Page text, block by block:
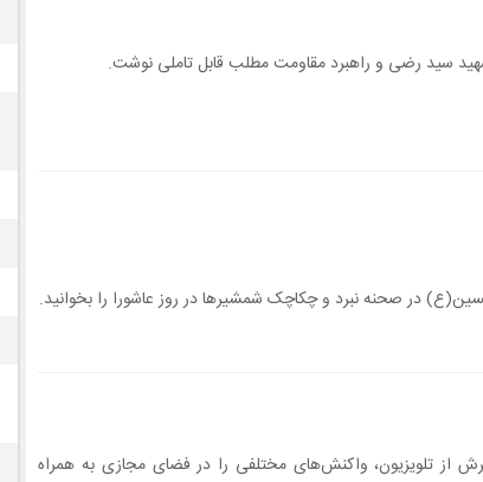
شهید سید رضی و راهبرد مقاومت مطلب قابل تاملی نوشت.
در صحنه نبرد و چکاچک شمشیرها در روز عاشورا را بخوانید.
تلویزیون، واکنش‌های مختلفی را در فضای مجازی به همراه